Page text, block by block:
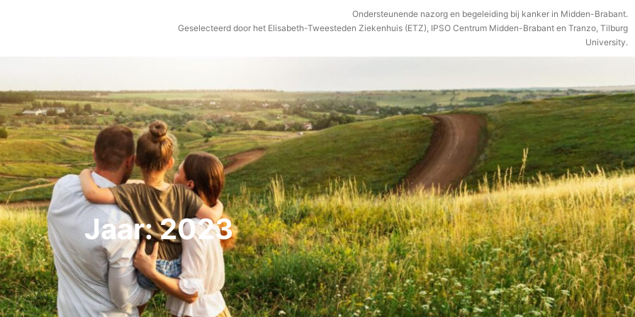
Ondersteunende nazorg en begeleiding bij kanker in Midden-Brabant.
Geselecteerd door het Elisabeth-Tweesteden Ziekenhuis (ETZ), IPSO Centrum Midden-Brabant en Tranzo, Tilburg
University.
Jaar:2023